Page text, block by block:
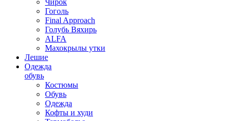
Чирок
Гоголь
Final Approach
Голубь Вяхирь
ALFA
Махокрылы утки
Лешие
Одежда
обувь
Костюмы
Обувь
Одежда
Кофты и худи